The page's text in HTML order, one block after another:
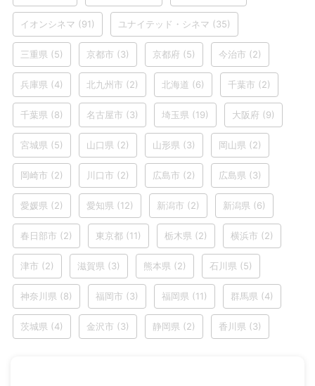
イオンシネマ (91) ユナイテッド・シネマ (35)
三重県 (5) 京都市 (3) 京都府 (5) 今治市 (2)
兵庫県 (4) 北九州市 (2) 北海道 (6) 千葉市 (2)
千葉県 (8) 名古屋市 (3) 埼玉県 (19) 大阪府 (9)
宮城県 (5) 山口県 (2) 山形県 (3) 岡山県 (2)
岡崎市 (2) 川口市 (2) 広島市 (2) 広島県 (3)
愛媛県 (2) 愛知県 (12) 新潟市 (2) 新潟県 (6)
春日部市 (2) 東京都 (11) 栃木県 (2) 横浜市 (2)
津市 (2) 滋賀県 (3) 熊本県 (2) 石川県 (5)
神奈川県 (8) 福岡市 (3) 福岡県 (11) 群馬県 (4)
茨城県 (4) 金沢市 (3) 静岡県 (2) 香川県 (3)